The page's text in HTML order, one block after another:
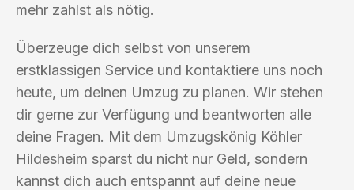
mehr zahlst als nötig.
Überzeuge dich selbst von unserem
erstklassigen Service und kontaktiere uns noch
heute, um deinen Umzug zu planen. Wir stehen
dir gerne zur Verfügung und beantworten alle
deine Fragen. Mit dem Umzugskönig Köhler
Hildesheim sparst du nicht nur Geld, sondern
kannst dich auch entspannt auf deine neue